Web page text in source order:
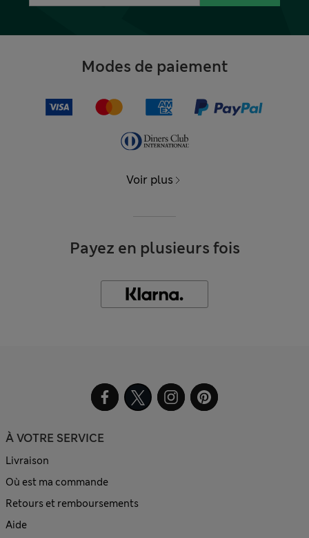
Modes de paiement
Voir plus
Payez en plusieurs fois
À VOTRE SERVICE
Livraison
Où est ma commande
Retours et remboursements
Aide